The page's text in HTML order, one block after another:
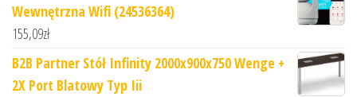
Wewnętrzna Wifi (24536364)
155,09zł
B2B Partner Stół Infinity 2000x900x750 Wenge +
2X Port Blatowy Typ Iii